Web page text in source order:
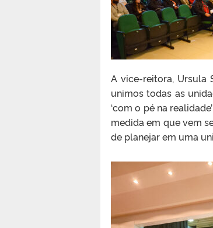
A vice-reitora, Ursula
unimos todas as
‘com o pé na
medida em que vem
de planejar em uma